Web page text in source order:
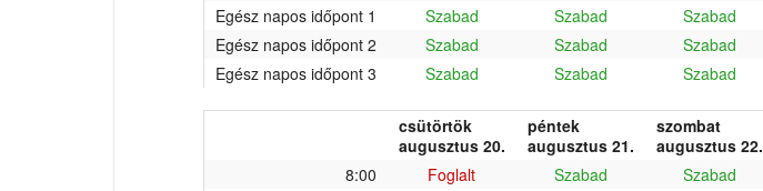
Egész napos időpont 1
Szabad Szabad Szabad
Egész napos időpont 2
Szabad Szabad Szabad
Egész napos időpont 3
Szabad Szabad Szabad
csütörtök
augusztus 20.
péntek
augusztus 21.
szombat
augusztus 22.
8:00
Foglalt Szabad Szabad